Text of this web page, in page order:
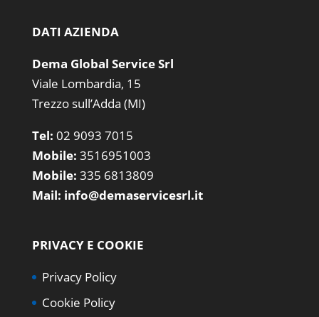
DATI AZIENDA
Dema Global Service Srl
Viale Lombardia, 15
Trezzo sull’Adda (MI)
Tel: 02 9093 7015
Mobile: 3516951003
Mobile: 335 6813809
Mail: info@demaservicesrl.it
PRIVACY E COOKIE
Privacy Policy
Cookie Policy